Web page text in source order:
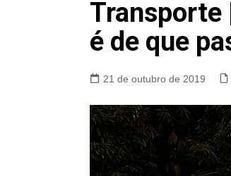
Transporte
é de que
21 de outubro de 2019